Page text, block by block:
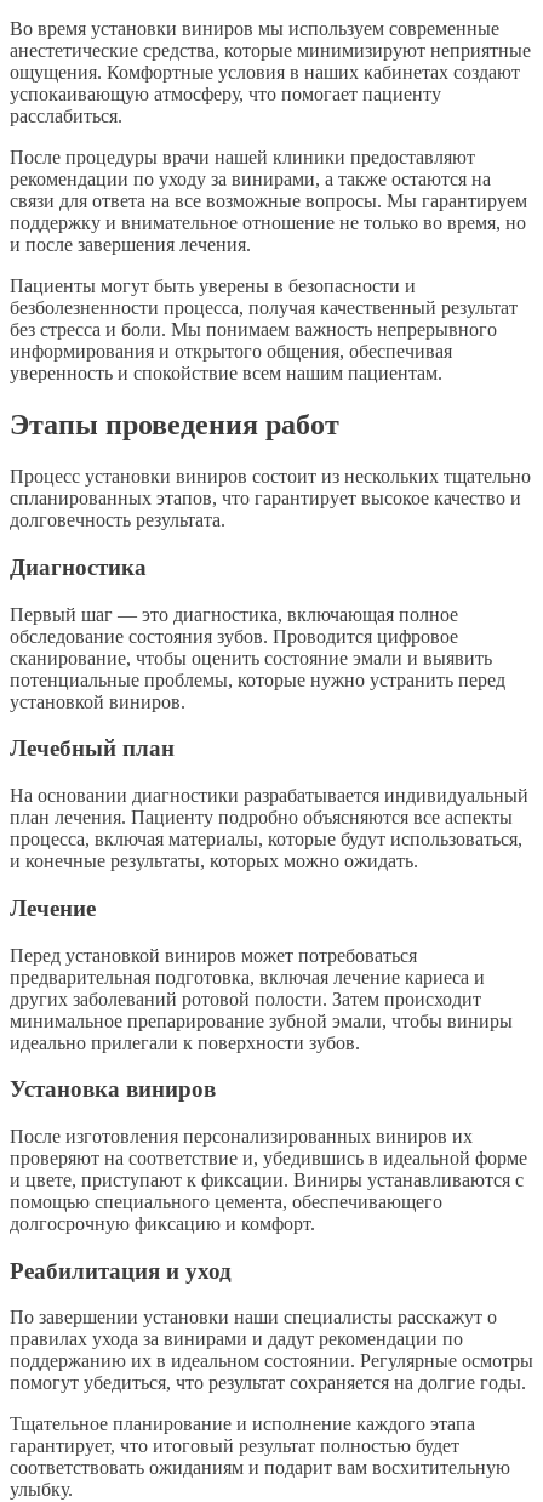
Во время установки виниров мы используем современные
анестетические средства, которые минимизируют неприятные
ощущения. Комфортные условия в наших кабинетах создают
успокаивающую атмосферу, что помогает пациенту
расслабиться.
После процедуры врачи нашей клиники предоставляют
рекомендации по уходу за винирами, а также остаются на
связи для ответа на все возможные вопросы. Мы гарантируем
поддержку и внимательное отношение не только во время, но
и после завершения лечения.
Пациенты могут быть уверены в безопасности и
безболезненности процесса, получая качественный результат
без стресса и боли. Мы понимаем важность непрерывного
информирования и открытого общения, обеспечивая
уверенность и спокойствие всем нашим пациентам.
Этапы проведения работ
Процесс установки виниров состоит из нескольких тщательно
спланированных этапов, что гарантирует высокое качество и
долговечность результата.
Диагностика
Первый шаг — это диагностика, включающая полное
обследование состояния зубов. Проводится цифровое
сканирование, чтобы оценить состояние эмали и выявить
потенциальные проблемы, которые нужно устранить перед
установкой виниров.
Лечебный план
На основании диагностики разрабатывается индивидуальный
план лечения. Пациенту подробно объясняются все аспекты
процесса, включая материалы, которые будут использоваться,
и конечные результаты, которых можно ожидать.
Лечение
Перед установкой виниров может потребоваться
предварительная подготовка, включая лечение кариеса и
других заболеваний ротовой полости. Затем происходит
минимальное препарирование зубной эмали, чтобы виниры
идеально прилегали к поверхности зубов.
Установка виниров
После изготовления персонализированных виниров их
проверяют на соответствие и, убедившись в идеальной форме
и цвете, приступают к фиксации. Виниры устанавливаются с
помощью специального цемента, обеспечивающего
долгосрочную фиксацию и комфорт.
Реабилитация и уход
По завершении установки наши специалисты расскажут о
правилах ухода за винирами и дадут рекомендации по
поддержанию их в идеальном состоянии. Регулярные осмотры
помогут убедиться, что результат сохраняется на долгие годы.
Тщательное планирование и исполнение каждого этапа
гарантирует, что итоговый результат полностью будет
соответствовать ожиданиям и подарит вам восхитительную
улыбку.